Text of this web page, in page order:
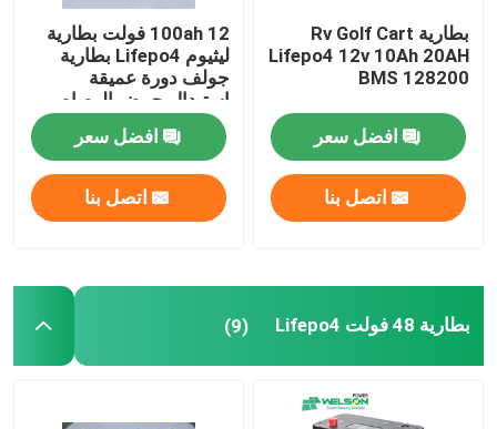
LiFePO4 Powerwall
بطارية ليثيوم فوسفات الحديد الشمسية
نظام البطارية ESS
بطارية ليثيوم أيون مخصصة
بطارية Rv Golf Cart
Lifepo4 12v 10Ah 20AH
BMS 128200
افضل سعر
اتصل بنا
100ah 12 فولت بطارية
ليثيوم Lifepo4 بطارية
جولف دورة عميقة
استبدال حمض الرصاص
افضل سعر
اتصل بنا
بطارية 48 فولت Lifepo4 (9)